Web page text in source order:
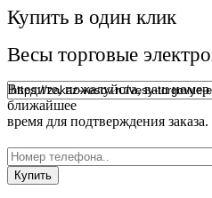
Купить в один клик
Весы торговые
Введите, пожалуйста, ваш
ближайшее
время для подтверждения заказа.